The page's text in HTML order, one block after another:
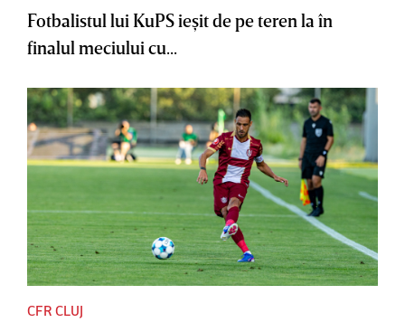
Fotbalistul lui KuPS ieşit de pe teren la în
finalul meciului cu...
CFR CLUJ